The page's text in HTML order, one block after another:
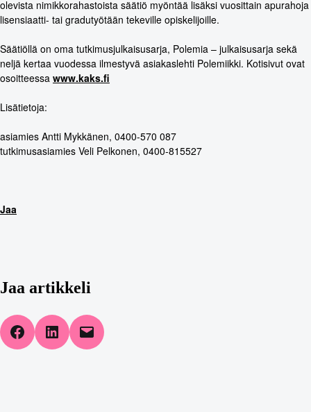
olevista nimikkorahastoista säätiö myöntää lisäksi vuosittain apurahoja
lisensiaatti- tai gradutyötään tekeville opiskelijoille.
Säätiöllä on oma tutkimusjulkaisusarja, Polemia – julkaisusarja sekä
neljä kertaa vuodessa ilmestyvä asiakaslehti Polemiikki. Kotisivut ovat
osoitteessa www.kaks.fi
Lisätietoja:
asiamies Antti Mykkänen, 0400-570 087
tutkimusasiamies Veli Pelkonen, 0400-815527
Jaa
Jaa artikkeli
Share on Facebook
Share on LinkedIn
Email this Page